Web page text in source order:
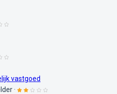
vastgoed
·